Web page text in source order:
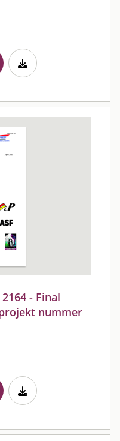
- Final
nummer